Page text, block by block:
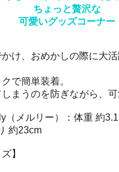
ちょっと贅沢な
可愛いグッズコーナー
け、おめかしの際に大
で簡単装着。
まうのを防ぎながら、
（メルリー）：体重 約
約23cm
】